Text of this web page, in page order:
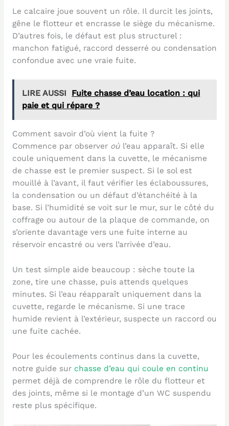
Le calcaire joue souvent un rôle. Il durcit les joints,
gêne le flotteur et encrasse le siège du mécanisme.
D’autres fois, le défaut est plus structurel :
manchon fatigué, raccord desserré ou condensation
confondue avec une vraie fuite.
LIRE AUSSI
Fuite chasse d’eau location : qui
paie et qui répare ?
Comment savoir d’où vient la fuite ?
Commence par observer oùl’eau apparaît. Si elle
coule uniquement dans la cuvette, le mécanisme
de chasse est le premier suspect. Si le sol est
mouillé à l’avant, il faut vérifier les éclaboussures,
la condensation ou un défaut d’étanchéité à la
base. Si l’humidité se voit sur le mur, sur le côté du
coffrage ou autour de la plaque de commande, on
s’oriente davantage vers une fuite interne au
réservoir encastré ou vers l’arrivée d’eau.
Un test simple aide beaucoup : sèche toute la
zone, tire une chasse, puis attends quelques
minutes. Si l’eau réapparaît uniquement dans la
cuvette, regarde le mécanisme. Si une trace
humide revient à l’extérieur, suspecte un raccord ou
une fuite cachée.
Pour les écoulements continus dans la cuvette,
notre guide sur chasse d’eau qui coule en continu
permet déjà de comprendre le rôle du flotteur et
des joints, même si le montage d’un WC suspendu
reste plus spécifique.